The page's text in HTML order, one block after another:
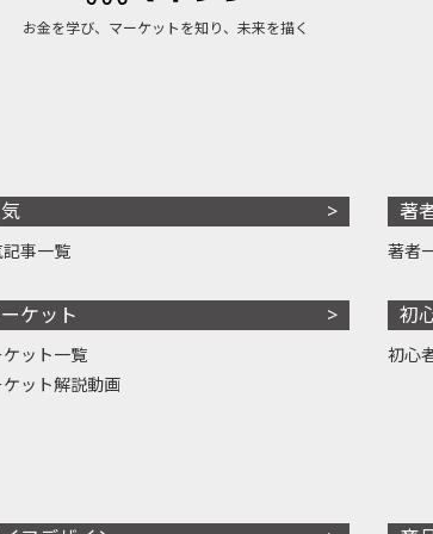
お金を学び、マーケットを知り、未来を描く
記事一覧
ケット
ケット一覧
ケット解説動画
著
著者
初
初心